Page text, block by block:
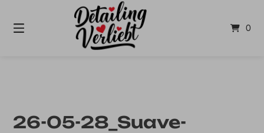
Inhalt
0
26-05-28_Suave-